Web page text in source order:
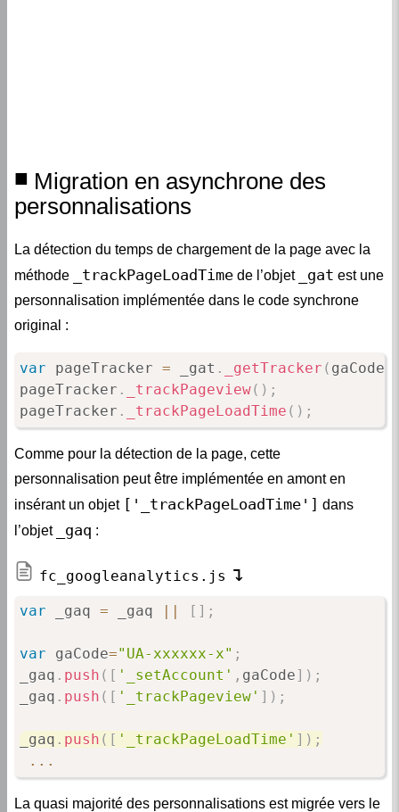
Migration en asynchrone des
personnalisations
La détection du temps de chargement de la page avec la
méthode
_trackPageLoadTime de l’objet _gat est une
personnalisation implémentée dans le code synchrone
original :
var pageTracker = _gat . _getTracker ( gaCode
pageTracker . _trackPageview( ) ;
pageTracker . _trackPageLoadTime ( ) ;
Comme pour la détection de la page, cette
personnalisation peut être implémentée en amont en
insérant un objet ['_trackPageLoadTime'] dans
l’objet
_gaq :
fc_googleanalytics.js
var _gaq = _gaq [ ] ;
var gaCode="UA-xxxxxx-x" ;
_gaq . push ( [ '_setAccount' , gaCode] ) ;
_gaq . push ( [ '_trackPageview' ] ) ;
_gaq . push ( [ '_trackPageLoadTime' ] ) ;
...
La quasi majorité des personnalisations est migrée vers le